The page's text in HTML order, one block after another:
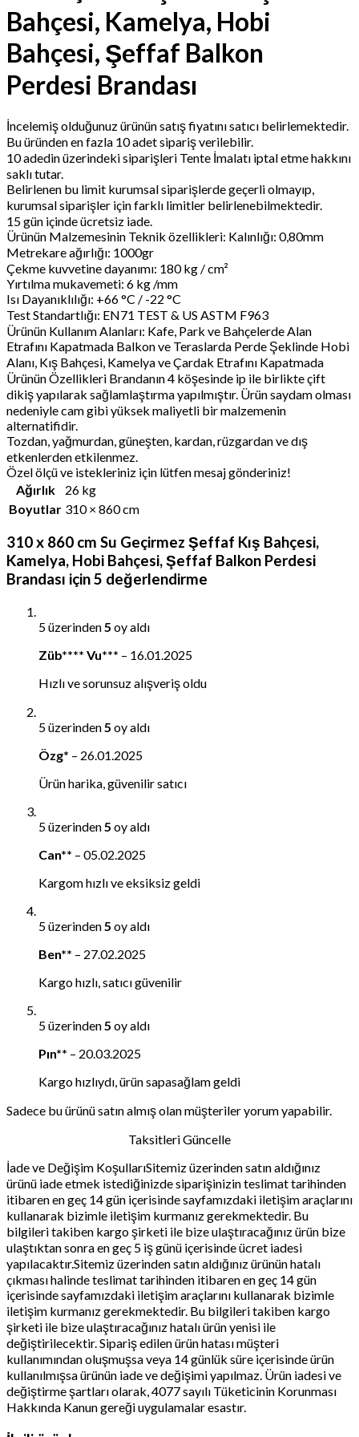
Bahçesi, Kamelya, Hobi
Bahçesi, Şeffaf Balkon
Perdesi Brandası
İncelemiş olduğunuz ürünün satış fiyatını satıcı belirlemektedir.
Bu üründen en fazla 10 adet sipariş verilebilir.
10 adedin üzerindeki siparişleri Tente İmalatı iptal etme hakkını
saklı tutar.
Belirlenen bu limit kurumsal siparişlerde geçerli olmayıp,
kurumsal siparişler için farklı limitler belirlenebilmektedir.
15 gün içinde ücretsiz iade.
Ürünün Malzemesinin Teknik özellikleri: Kalınlığı: 0,80mm
Metrekare ağırlığı: 1000gr
Çekme kuvvetine dayanımı: 180 kg / cm²
Yırtılma mukavemeti: 6 kg /mm
Isı Dayanıklılığı: +66 °C / -22 °C
Test Standartlığı: EN71 TEST & US ASTM F963
Ürünün Kullanım Alanları: Kafe, Park ve Bahçelerde Alan
Etrafını Kapatmada Balkon ve Teraslarda Perde Şeklinde Hobi
Alanı, Kış Bahçesi, Kamelya ve Çardak Etrafını Kapatmada
Ürünün Özellikleri Brandanın 4 köşesinde ip ile birlikte çift
dikiş yapılarak sağlamlaştırma yapılmıştır. Ürün saydam olması
nedeniyle cam gibi yüksek maliyetli bir malzemenin
alternatifidir.
Tozdan, yağmurdan, güneşten, kardan, rüzgardan ve dış
etkenlerden etkilenmez.
Özel ölçü ve istekleriniz için lütfen mesaj gönderiniz!
Ağırlık
26 kg
Boyutlar 310 × 860 cm
310 x 860 cm Su Geçirmez Şeffaf Kış Bahçesi,
Kamelya, Hobi Bahçesi, Şeffaf Balkon Perdesi
Brandası için 5 değerlendirme
5 üzerinden5 oy aldı
Züb**** Vu*** – 16.01.2025
Hızlı ve sorunsuz alışveriş oldu
5 üzerinden5 oy aldı
Özg* – 26.01.2025
Ürün harika, güvenilir satıcı
5 üzerinden5 oy aldı
Can** – 05.02.2025
Kargom hızlı ve eksiksiz geldi
5 üzerinden5 oy aldı
Ben** – 27.02.2025
Kargo hızlı, satıcı güvenilir
5 üzerinden5 oy aldı
Pın** – 20.03.2025
Kargo hızlıydı, ürün sapasağlam geldi
Sadece bu ürünü satın almış olan müşteriler yorum yapabilir.
Taksitleri Güncelle
İade ve Değişim KoşullarıSitemiz üzerinden satın aldığınız
ürünü iade etmek istediğinizde siparişinizin teslimat tarihinden
itibaren en geç 14 gün içerisinde sayfamızdaki iletişim araçlarını
kullanarak bizimle iletişim kurmanız gerekmektedir. Bu
bilgileri takiben kargo şirketi ile bize ulaştıracağınız ürün bize
ulaştıktan sonra en geç 5 iş günü içerisinde ücret iadesi
yapılacaktır.Sitemiz üzerinden satın aldığınız ürünün hatalı
çıkması halinde teslimat tarihinden itibaren en geç 14 gün
içerisinde sayfamızdaki iletişim araçlarını kullanarak bizimle
iletişim kurmanız gerekmektedir. Bu bilgileri takiben kargo
şirketi ile bize ulaştıracağınız hatalı ürün yenisi ile
değiştirilecektir. Sipariş edilen ürün hatası müşteri
kullanımından oluşmuşsa veya 14 günlük süre içerisinde ürün
kullanılmışsa ürünün iade ve değişimi yapılmaz. Ürün iadesi ve
değiştirme şartları olarak, 4077 sayılı Tüketicinin Korunması
Hakkında Kanun gereği uygulamalar esastır.